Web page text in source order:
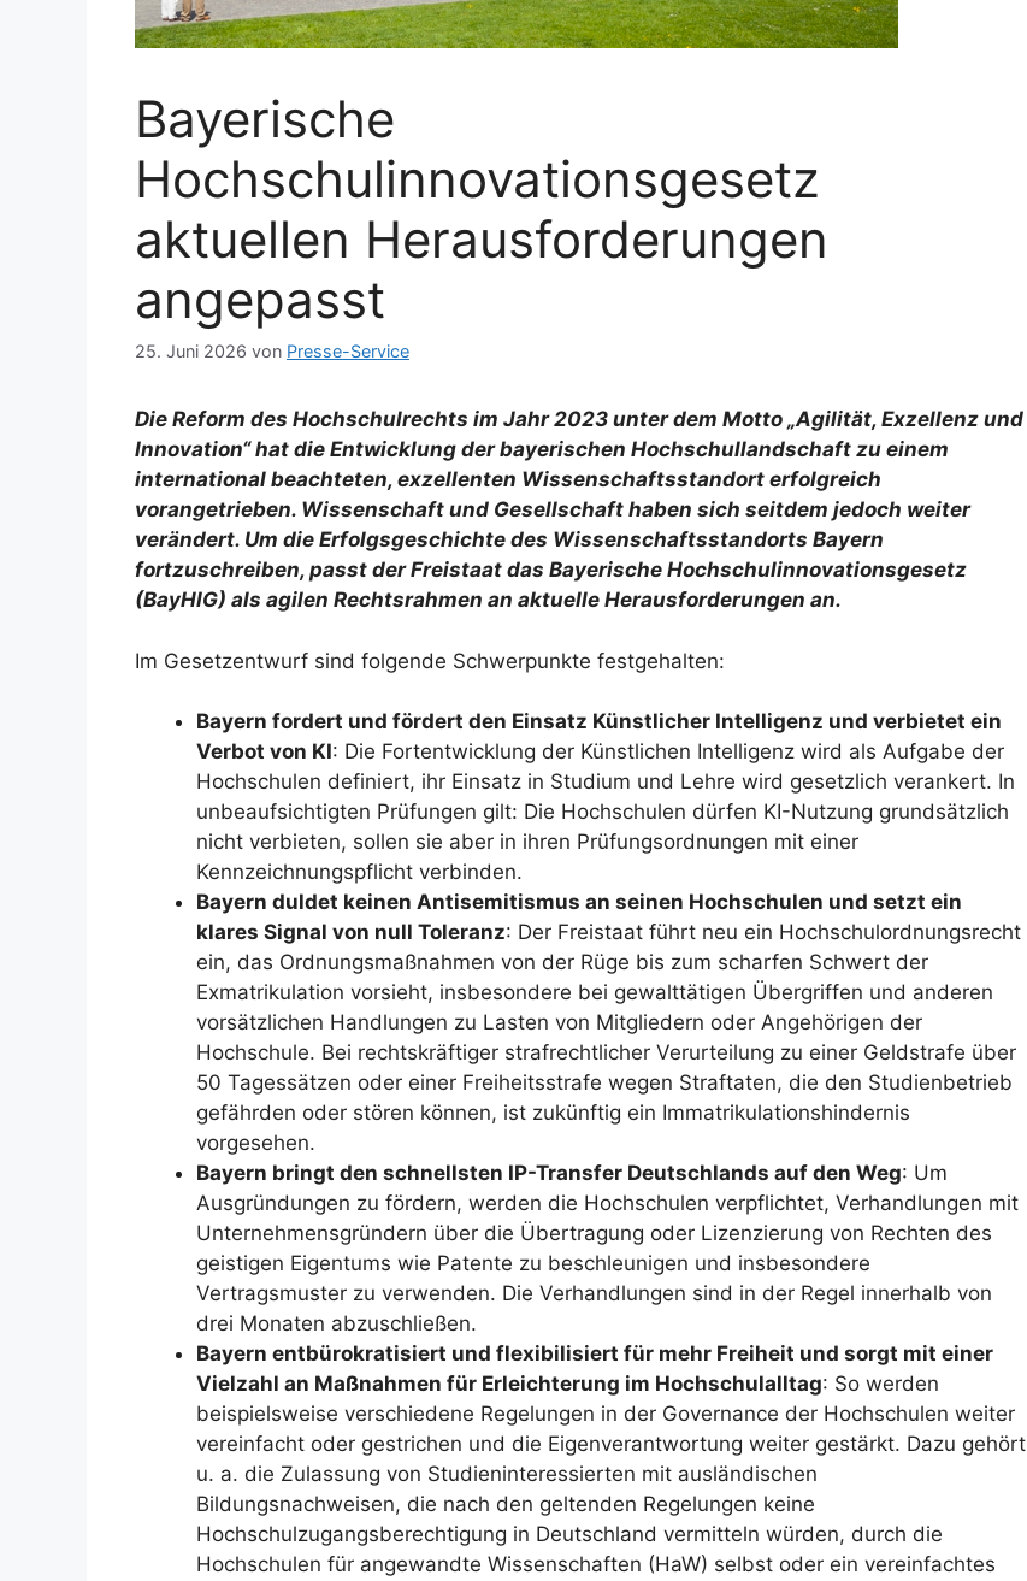
Bayerische
Hochschulinnovationsgesetz
aktuellen Herausforderungen
angepasst
25. Juni 2026 von Presse-Service
Die Reform des Hochschulrechts im Jahr 2023 unter dem Motto „Agilität, Exzellenz und
Innovation“ hat die Entwicklung der bayerischen Hochschullandschaft zu einem
international beachteten, exzellenten Wissenschaftsstandort erfolgreich
vorangetrieben. Wissenschaft und Gesellschaft haben sich seitdem jedoch weiter
verändert. Um die Erfolgsgeschichte des Wissenschaftsstandorts Bayern
fortzuschreiben, passt der Freistaat das Bayerische Hochschulinnovationsgesetz
(BayHIG) als agilen Rechtsrahmen an aktuelle Herausforderungen an.
Im Gesetzentwurf sind folgende Schwerpunkte festgehalten:
Bayern fordert und fördert den Einsatz Künstlicher Intelligenz und verbietet ein
Verbot von KI: Die Fortentwicklung der Künstlichen Intelligenz wird als Aufgabe der
Hochschulen definiert, ihr Einsatz in Studium und Lehre wird gesetzlich verankert. In
unbeaufsichtigten Prüfungen gilt: Die Hochschulen dürfen KI-Nutzung grundsätzlich
nicht verbieten, sollen sie aber in ihren Prüfungsordnungen mit einer
Kennzeichnungspflicht verbinden.
Bayern duldet keinen Antisemitismus an seinen Hochschulen und setzt ein
klares Signal von null Toleranz: Der Freistaat führt neu ein Hochschulordnungsrecht
ein, das Ordnungsmaßnahmen von der Rüge bis zum scharfen Schwert der
Exmatrikulation vorsieht, insbesondere bei gewalttätigen Übergriffen und anderen
vorsätzlichen Handlungen zu Lasten von Mitgliedern oder Angehörigen der
Hochschule. Bei rechtskräftiger strafrechtlicher Verurteilung zu einer Geldstrafe über
50 Tagessätzen oder einer Freiheitsstrafe wegen Straftaten, die den Studienbetrieb
gefährden oder stören können, ist zukünftig ein Immatrikulationshindernis
vorgesehen.
Bayern bringt den schnellsten IP-Transfer Deutschlands auf den Weg: Um
Ausgründungen zu fördern, werden die Hochschulen verpflichtet, Verhandlungen mit
Unternehmensgründern über die Übertragung oder Lizenzierung von Rechten des
geistigen Eigentums wie Patente zu beschleunigen und insbesondere
Vertragsmuster zu verwenden. Die Verhandlungen sind in der Regel innerhalb von
drei Monaten abzuschließen.
Bayern entbürokratisiert und flexibilisiert für mehr Freiheit und sorgt mit einer
Vielzahl an Maßnahmen für Erleichterung im Hochschulalltag: So werden
beispielsweise verschiedene Regelungen in der Governance der Hochschulen weiter
vereinfacht oder gestrichen und die Eigenverantwortung weiter gestärkt. Dazu gehört
u. a. die Zulassung von Studieninteressierten mit ausländischen
Bildungsnachweisen, die nach den geltenden Regelungen keine
Hochschulzugangsberechtigung in Deutschland vermitteln würden, durch die
Hochschulen für angewandte Wissenschaften (HaW) selbst oder ein vereinfachtes